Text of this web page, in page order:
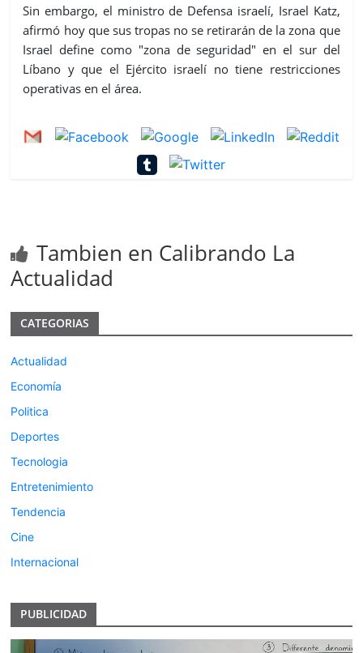
Sin embargo, el ministro de Defensa israelí, Israel Katz,
afirmó hoy que sus tropas no se retirarán de la zona que
Israel define como "zona de seguridad" en el sur del
Líbano y que el Ejército israelí no tiene restricciones
operativas en el área.
Tambien en Calibrando La
Actualidad
CATEGORIAS
Actualidad
Economía
Politica
Deportes
Tecnologia
Entretenimiento
Tendencia
Cine
Internacional
PUBLICIDAD